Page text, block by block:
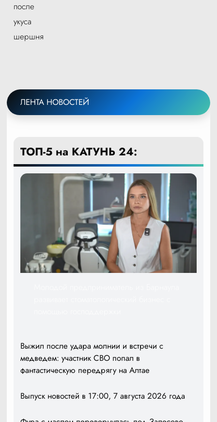
после
укуса
шершня
ЛЕНТА НОВОСТЕЙ
ТОП-5 на КАТУНЬ 24:
Выжил после удара молнии и встречи с
медведем: участник СВО попал в
фантастическую передрягу на Алтае
Выпуск новостей в 17:00, 7 августа 2026 года